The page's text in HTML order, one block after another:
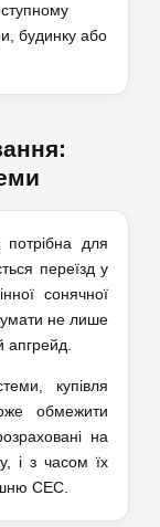
будинку або
для
переїзд у
сонячної
не лише
апгрейд.
купівля
обмежити
на
і з часом їх
СЕС.